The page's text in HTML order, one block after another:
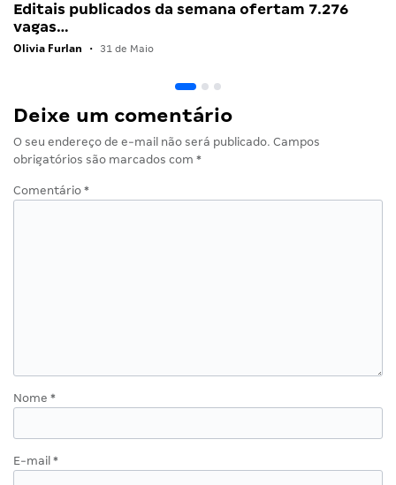
Editais publicados da semana ofertam 7.276
vagas…
Olivia Furlan • 31 de Maio
Deixe um comentário
O seu endereço de e-mail não será publicado. Campos
obrigatórios são marcados com *
Comentário *
Nome *
E-mail *